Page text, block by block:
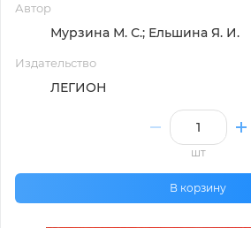
Автор
Мурзина М. С.; Ельшина Я. И.
Издательство
ЛЕГИОН
шт
В корзину